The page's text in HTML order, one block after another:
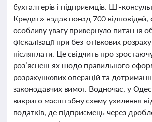
бухгалтерів і підприємців. ШІ-
Кредит» надав понад 700 відповідей,
особливу увагу привернуло питання
фіскалізації при безготівкових
післяплати. Це свідчить про
роз’ясненнях щодо правильного
розрахункових операцій та
законодавчих вимог. Водночас, у
викрито масштабну схему ухилення
податків, де підприємець через